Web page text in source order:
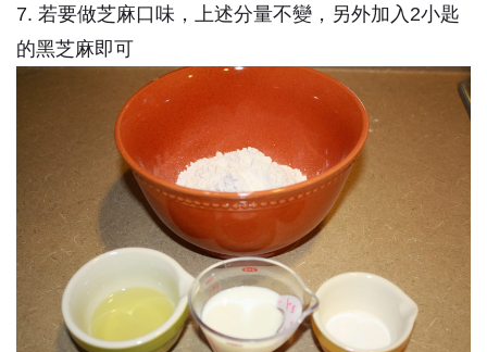
7. 若要做芝麻口味，上述分量不變，另外加入2小匙
的黑芝麻即可